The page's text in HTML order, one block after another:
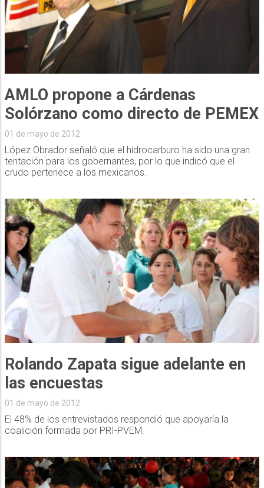
AMLO propone a Cárdenas
Solórzano como directo de PEMEX
01 de mayo de 2012
López Obrador señaló que el hidrocarburo ha sido una gran
tentación para los gobernantes, por lo que indicó que el
crudo pertenece a los mexicanos.
Rolando Zapata sigue adelante en
las encuestas
01 de mayo de 2012
El 48% de los entrevistados respondió que apoyaría la
coalición formada por PRI-PVEM.